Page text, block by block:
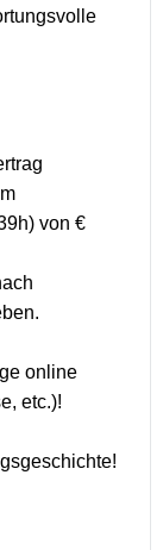
von €
online
etc.)!